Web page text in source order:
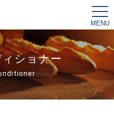
t
o
g
g
e
n
v
g
a
t
ショナー